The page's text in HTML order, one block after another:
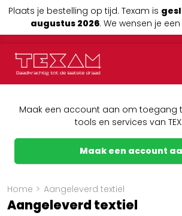
Plaats je bestelling op tijd. Texam is
augustus 2026. We wensen je
Maak een account aan om toegang
tools en services van
Maak een account
Home > Aangeleverd textiel
Aangeleverd textiel